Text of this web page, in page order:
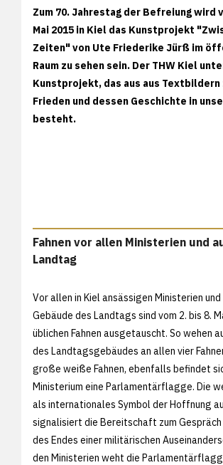
Zum 70. Jahrestag der Befreiung wird
Mai 2015 in Kiel das Kunstprojekt
Zeiten" von Ute Friederike Jürß im
Raum zu sehen sein. Der THW Kiel
Kunstprojekt, das aus aus Textbildern
Frieden und dessen Geschichte in
besteht.
Fahnen vor allen Ministerien und
Landtag
Vor allen in Kiel ansässigen Ministerien
Gebäude des Landtags sind vom 2. bis 8.
üblichen Fahnen ausgetauscht. So wehen
des Landtagsgebäudes an allen vier
große weiße Fahnen, ebenfalls befindet
Ministerium eine Parlamentärflagge. Die
als internationales Symbol der Hoffnung
signalisiert die Bereitschaft zum
des Endes einer militärischen
den Ministerien weht die